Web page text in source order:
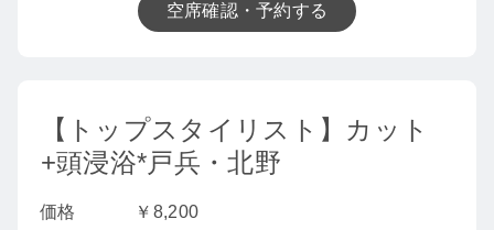
空席確認・予約する
【トップスタイリスト】カット
+頭浸浴*戸兵・北野
価格 ￥8,200